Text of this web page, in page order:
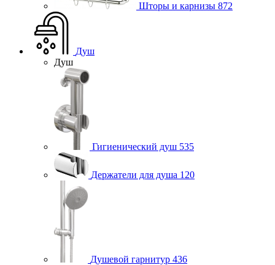
Шторы и карнизы 872
Душ
Душ
Гигиенический душ 535
Держатели для душа 120
Душевой гарнитур 436